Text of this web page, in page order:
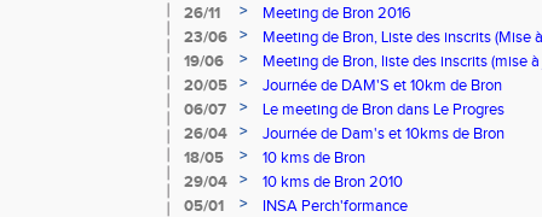
26/11
>
Meeting de Bron 2016
23/06
>
Meeting de Bron, Liste des inscrits (Mise
19/06
>
Meeting de Bron, liste des inscrits (mise
20/05
>
Journée de DAM'S et 10km de Bron
06/07
>
Le meeting de Bron dans Le Progres
26/04
>
Journée de Dam's et 10kms de Bron
18/05
>
10 kms de Bron
29/04
>
10 kms de Bron 2010
05/01
>
INSA Perch'formance